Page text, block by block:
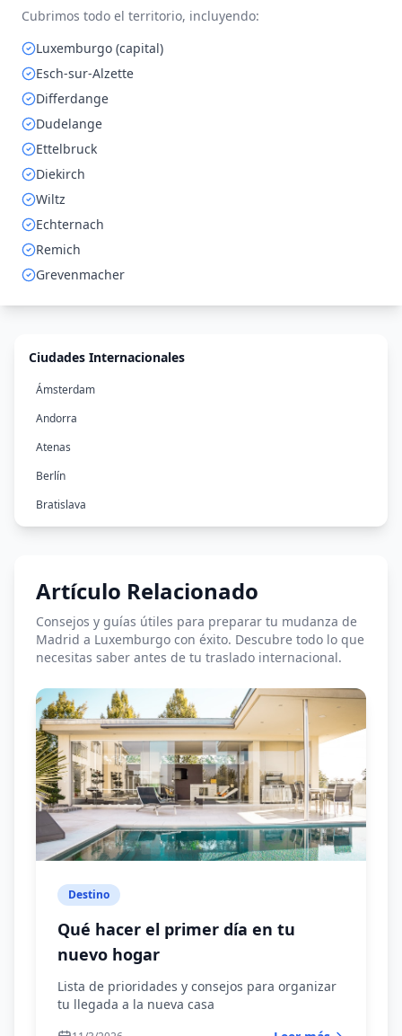
Cubrimos todo el territorio, incluyendo:
Luxemburgo (capital)
Esch-sur-Alzette
Differdange
Dudelange
Ettelbruck
Diekirch
Wiltz
Echternach
Remich
Grevenmacher
Ciudades Internacionales
Ámsterdam
Andorra
Atenas
Berlín
Bratislava
Budapest
Copenhague
Dublín
Helsinki
Lisboa
Londres
Luxemburgo
Malta
París
Roma
Suiza
Vilna
Artículo Relacionado
Consejos y guías útiles para preparar tu mudanza de
Madrid a Luxemburgo con éxito. Descubre todo lo que
necesitas saber antes de tu traslado internacional.
Destino
Qué hacer el primer día en tu
nuevo hogar
Lista de prioridades y consejos para organizar
tu llegada a la nueva casa